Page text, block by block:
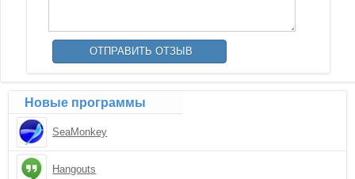
Новые программы
SeaMonkey
Hangouts